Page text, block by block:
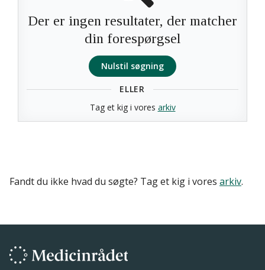
Der er ingen resultater, der matcher
din forespørgsel
Nulstil søgning
ELLER
Tag et kig i vores arkiv
Fandt du ikke hvad du søgte? Tag et kig i vores arkiv.